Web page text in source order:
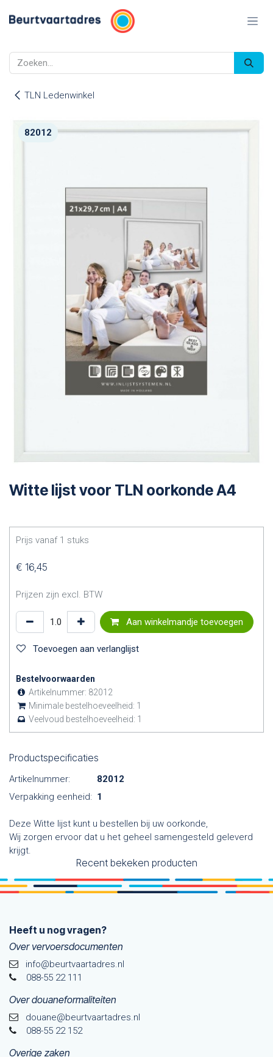
TLN Ledenwinkel
82012
Witte lijst voor TLN oorkonde A4
Prijs vanaf 1 stuks
€ 16,45
Prijzen zijn excl. BTW
Aan winkelmandje toevoegen
Toevoegen aan verlanglijst
Bestelvoorwaarden
Artikelnummer: 82012
Minimale bestelhoeveelheid: 1
Veelvoud bestelhoeveelheid: 1
Productspecificaties
Artikelnummer:
82012
Verpakking eenheid: 1
Deze Witte lijst kunt u bestellen bij uw oorkonde,
Wij zorgen ervoor dat u het geheel samengesteld geleverd
krijgt.
Recent bekeken producten
Heeft u nog vragen?
Over vervoersdocumenten
info@beurtvaartadres.nl
088-55 22 111
Over douaneformaliteiten
douane@beurtvaarta​dres.nl
088-55 22 152
Overige zaken